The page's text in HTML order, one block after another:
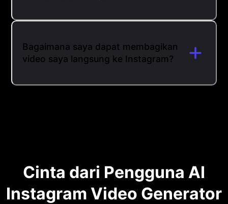
Bagaimana saya dapat membagikan
video saya langsung ke Instagram?
Cinta dari Pengguna AI
Instagram Video Generator